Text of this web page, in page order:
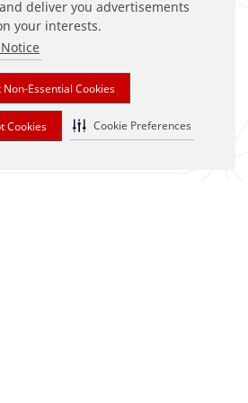
deliver you advertisements
your interests.
Non-Essential Cookies
Cookies Cookie Preferences